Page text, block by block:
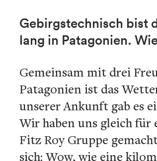
Gebirgstechnisch bist
lang in Patagonien.
Gemeinsam mit drei
Patagonien ist das
unserer Ankunft gab es
Wir haben uns gleich für
Fitz Roy Gruppe
sich: Wow, wie eine